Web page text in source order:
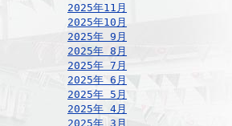
2025年11月
2025年10月
2025年 9月
2025年 8月
2025年 7月
2025年 6月
2025年 5月
2025年 4月
2025年 3月